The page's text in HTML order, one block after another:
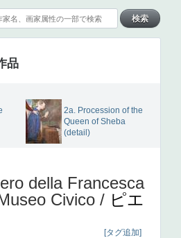
品
2a. Procession of the
Queen of Sheba
(detail)
della Francesca
Civico / ピエ
[タグ追加]